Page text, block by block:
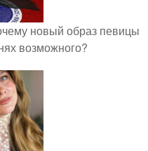
новый образ певицы
возможного?